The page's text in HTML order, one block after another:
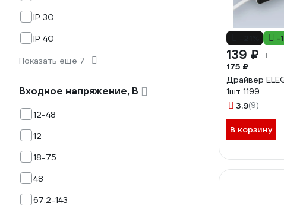
IP 30
IP 40
Показать еще 7
Входное напряжение, В
12-48
12
18-75
48
67.2-143
-
139 ₽
175 ₽
Драйвер
1шт 1199
3.9(9)
В корзину